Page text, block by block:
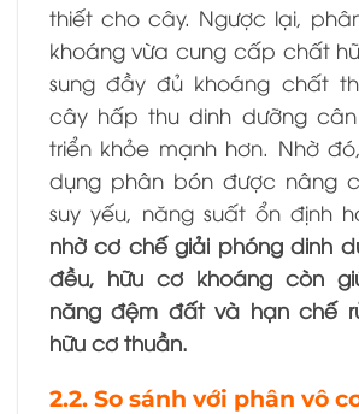
thiết cho cây. Ngược lại,
khoáng vừa cung cấp chất
sung đầy đủ khoáng chất
cây hấp thu dinh dưỡng
triển khỏe mạnh hơn. Nhờ
dụng phân bón được nâng
suy yếu, năng suất ổn định
nhờ cơ chế giải phóng dinh
đều, hữu cơ khoáng còn
năng đệm đất và hạn chế
hữu cơ thuần.
2.2. So sánh với phân vô